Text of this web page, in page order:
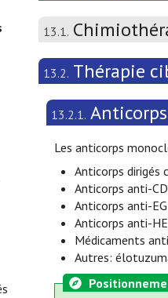
13.1.
13.2. Thérapie
13.2.1.
Les anticorps
Anticorps dirigés
Anticorps anti-
Anticorps anti-
Anticorps anti-
Médicaments
Autres: